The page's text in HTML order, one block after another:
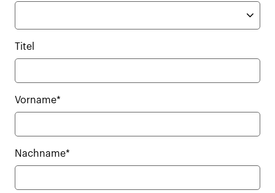
Titel
Vorname*
Nachname*